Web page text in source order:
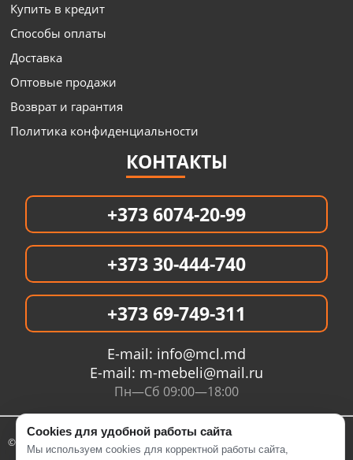
Купить в кредит
Способы оплаты
Доставка
Оптовые продажи
Возврат и гарантия
Политика конфиденциальности
КОНТАКТЫ
+373 6074-20-99
+373 30-444-740
+373 69-749-311
E-mail: info@mcl.md
E-mail: m-mebeli@mail.ru
Пн—Сб 09:00—18:00
Cookies для удобной работы сайта
Мы используем cookies для корректной работы сайта,
© 2005- 2026 Интернет магазин MCL.MD